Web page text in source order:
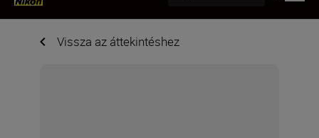
Vissza az áttekintéshez